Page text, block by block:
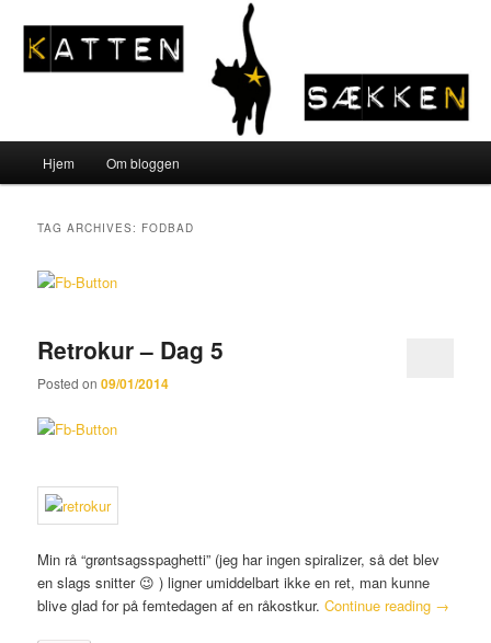
Katten og Sækken
Skip to primary content
Skip to secondary content
Hjem Om bloggen
TAG ARCHIVES: FODBAD
Retrokur – Dag 5
Posted on09/01/2014
Min rå “grøntsagsspaghetti” (jeg har ingen spiralizer, så det blev
en slags snitter 😉 ) ligner umiddelbart ikke en ret, man kunne
blive glad for på femtedagen af en råkostkur.Continue reading →